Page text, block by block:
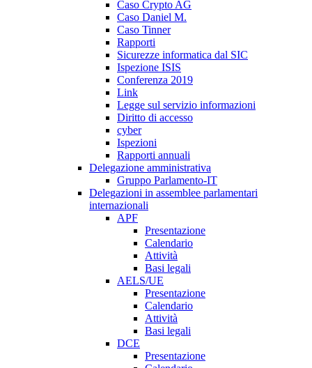
Caso Crypto AG
Caso Daniel M.
Caso Tinner
Rapporti
Sicurezze informatica dal SIC
Ispezione ISIS
Conferenza 2019
Link
Legge sul servizio informazioni
Diritto di accesso
cyber
Ispezioni
Rapporti annuali
Delegazione amministrativa
Gruppo Parlamento-IT
Delegazioni in assemblee parlamentari
internazionali
APF
Presentazione
Calendario
Attività
Basi legali
AELS/UE
Presentazione
Calendario
Attività
Basi legali
DCE
Presentazione